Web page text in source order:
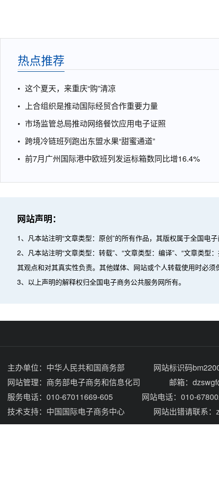
热点推荐
这个夏天，来重庆“购”清凉
上合组织是推动国际经贸合作重要力量
市场监管总局推动网络餐饮应用电子证照
跨境冷链班列跑出东盟水果“甜蜜通道”
前7月广州国际港中欧班列发运标箱数同比增16.4%
网站声明：
1、凡本站注明“文章类型：原创”的所有作品，其版权属于全国电
2、凡本站注明“文章类型：转载”、“文章类型：编译”、“文章类
其观点和对其真实性负责。其他媒体、网站或个人转载使用时必
3、以上声明的解释权归全国电子商务公共服务网所有。
主办单位： 中华人民共和国商务部
网站标识码
网站管理： 商务部电子商务和信息化司
邮箱：
服务电话：010-67011669-605
网站电话：010-
技术支持： 中国国际电子商务中心 网站出错请联系